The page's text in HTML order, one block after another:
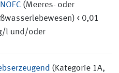
NOEC (Meeres- oder
< 0,01
l und/oder
(Kategorie 1A,